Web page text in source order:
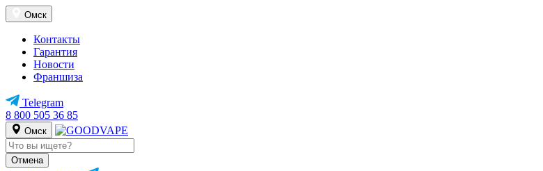
Омск
Контакты
Гарантия
Новости
Франшиза
Telegram
8 800 505 36 85
Омск
Отмена